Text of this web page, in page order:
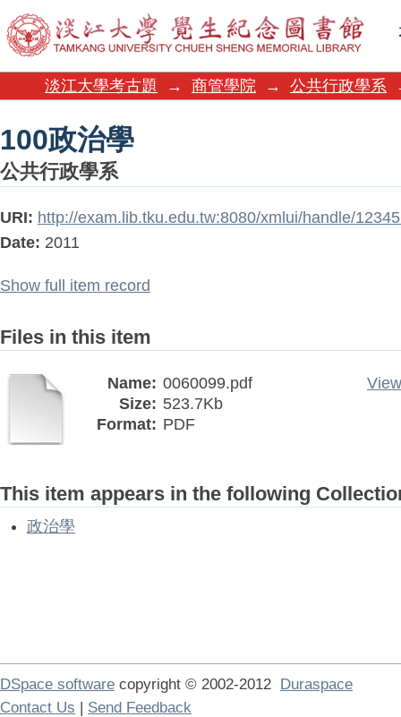
100政治學
淡江大學考古題 → 商管學院 → 公共行政學系
100政治學
公共行政學系
URI: http://exam.lib.tku.edu.tw:8080/xmlui/handle/
Date: 2011
Show full item record
Files in this item
Name: 0060099.pdf
Size: 523.7Kb
Format: PDF
This item appears in the following
政治學
DSpace software copyright © 2002-2012 Duraspace
Contact Us | Send Feedback